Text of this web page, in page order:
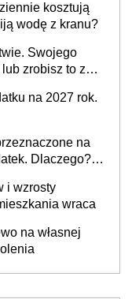
kosztują
wodę z kranu?
Swojego
zrobisz to ze
na 2027 rok.
na
Dlaczego?
i wzrosty
wraca
na własnej